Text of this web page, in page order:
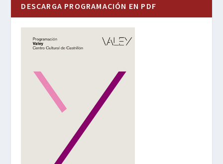
DESCARGA PROGRAMACIÓN EN PDF